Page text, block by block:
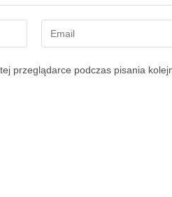
przeglądarce podczas pisania